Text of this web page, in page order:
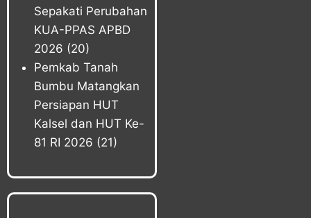
Sepakati Perubahan
KUA-PPAS APBD
2026 (20)
Pemkab Tanah
Bumbu Matangkan
Persiapan HUT
Kalsel dan HUT Ke-
81 RI 2026 (21)